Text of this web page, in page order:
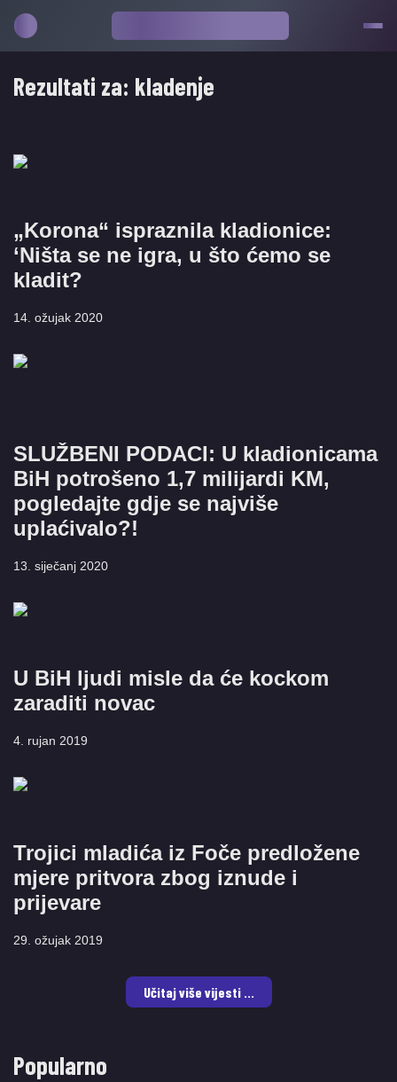
Rezultati za: kladenje
„Korona“ ispraznila kladionice:
‘Ništa se ne igra, u što ćemo se
kladit?
14. ožujak 2020
SLUŽBENI PODACI: U kladionicama
BiH potrošeno 1,7 milijardi KM,
pogledajte gdje se najviše
uplaćivalo?!
13. siječanj 2020
U BiH ljudi misle da će kockom
zaraditi novac
4. rujan 2019
Trojici mladića iz Foče predložene
mjere pritvora zbog iznude i
prijevare
29. ožujak 2019
Učitaj više vijesti ...
Popularno